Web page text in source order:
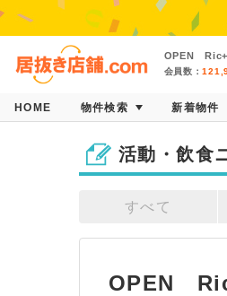
OPEN Ric+
会員数：
HOME 物件検索 新着物件
活動・飲食
すべて
OPEN　